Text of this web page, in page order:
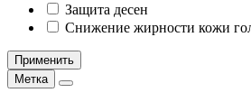
Защита десен
Снижение жирности кожи
Применить
Метка